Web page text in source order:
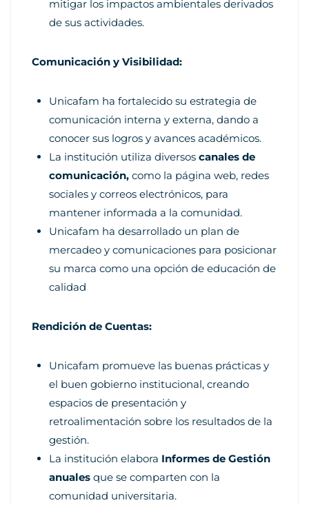
mitigar los impactos ambientales derivados
de sus actividades.
Comunicación y Visibilidad:
Unicafam ha fortalecido su estrategia de
comunicación interna y externa, dando a
conocer sus logros y avances académicos.
La institución utiliza diversos canales de
comunicación, como la página web, redes
sociales y correos electrónicos, para
mantener informada a la comunidad.
Unicafam ha desarrollado un plan de
mercadeo y comunicaciones para posicionar
su marca como una opción de educación de
calidad
Rendición de Cuentas:
Unicafam promueve las buenas prácticas y
el buen gobierno institucional, creando
espacios de presentación y
retroalimentación sobre los resultados de la
gestión.
La institución elabora Informes de Gestión
anuales que se comparten con la
comunidad universitaria.